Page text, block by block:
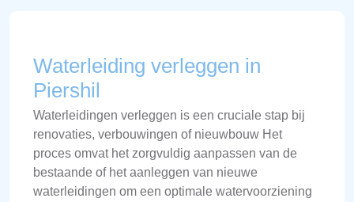
Waterleiding verleggen in
Piershil
Waterleidingen verleggen is een cruciale stap bij
renovaties, verbouwingen of nieuwbouw Het
proces omvat het zorgvuldig aanpassen van de
bestaande of het aanleggen van nieuwe
waterleidingen om een optimale watervoorziening